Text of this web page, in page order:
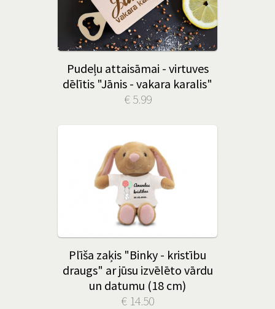
Pudeļu attaisāmai - virtuves
dēlītis "Jānis - vakara karalis"
€ 5.99
Plīša zaķis "Binky - kristību
draugs" ar jūsu izvēlēto vārdu
un datumu (18 cm)
€ 14.50